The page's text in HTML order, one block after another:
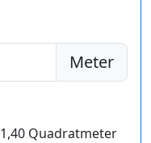
Meter
1,40 Quadratmeter